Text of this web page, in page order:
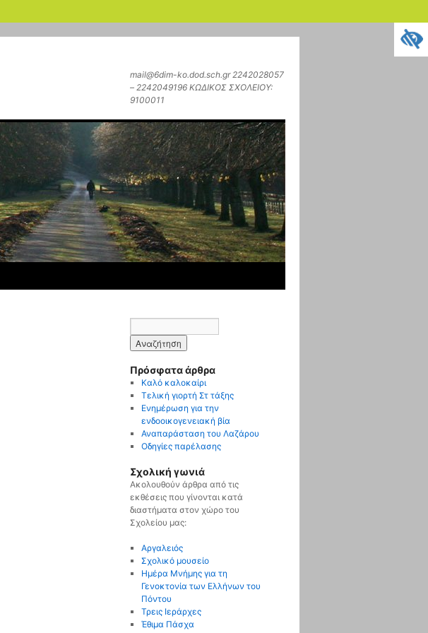
mail@6dim-ko.dod.sch.gr 2242028057
– 2242049196 ΚΩΔΙΚΟΣ ΣΧΟΛΕΙΟΥ:
9100011
Πρόσφατα άρθρα
Καλό καλοκαίρι
Τελική γιορτή Στ τάξης
Ενημέρωση για την
ενδοοικογενειακή βία
Αναπαράσταση του Λαζάρου
Οδηγίες παρέλασης
Σχολική γωνιά
Ακολουθούν άρθρα από τις
εκθέσεις που γίνονται κατά
διαστήματα στον χώρο του
Σχολείου μας:
Αργαλειός
Σχολικό μουσείο
Ημέρα Μνήμης για τη
Γενοκτονία των Ελλήνων του
Πόντου
Τρεις Ιεράρχες
Έθιμα Πάσχα